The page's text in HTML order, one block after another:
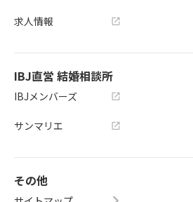
求人情報
IBJ直営 結婚相談所
IBJメンバーズ
サンマリエ
その他